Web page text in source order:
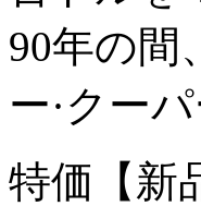
90年の間
ー·クーパ
特価【新